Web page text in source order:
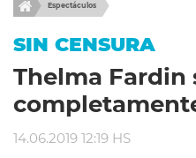
Espectáculos
SIN CENSURA
Thelma Fardin
14.06.2019 12:19 HS